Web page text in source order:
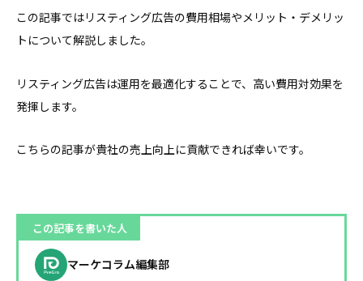
この記事ではリスティング広告の費用相場やメリット・デメリッ
トについて解説しました。
リスティング広告は運用を最適化することで、高い費用対効果を
発揮します。
こちらの記事が貴社の売上向上に貢献できれば幸いです。
この記事を書いた人
マーケコラム編集部